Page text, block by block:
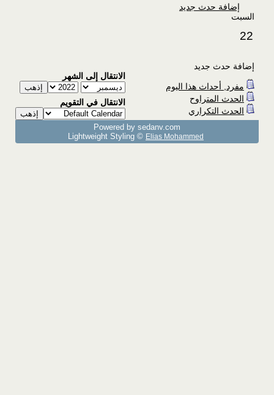
إضافة حدث جديد
السبت
22
إضافة حدث جديد
مفرد, أحداث هذا اليوم
الحدث المتراوح
الحدث التكراري
الانتقال إلى الشهر
الانتقال في التقويم
Powered by sedany.com
Lightweight Styling © Elias Mohammed